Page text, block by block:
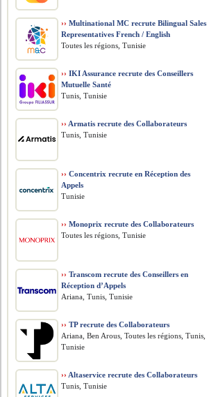
›› Multinational MC recrute Bilingual Sales
Representatives French / English
Toutes les régions, Tunisie
›› IKI Assurance recrute des Conseillers
Mutuelle Santé
Tunis, Tunisie
›› Armatis recrute des Collaborateurs
Tunis, Tunisie
›› Concentrix recrute en Réception des
Appels
Tunisie
›› Monoprix recrute des Collaborateurs
Toutes les régions, Tunisie
›› Transcom recrute des Conseillers en
Réception d’Appels
Ariana, Tunis, Tunisie
›› TP recrute des Collaborateurs
Ariana, Ben Arous, Toutes les régions, Tunis,
Tunisie
›› Altaservice recrute des Collaborateurs
Tunis, Tunisie